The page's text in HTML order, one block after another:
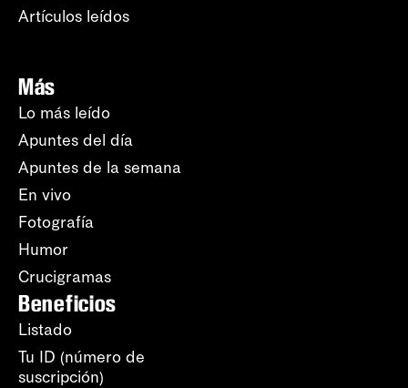
Artículos leídos
Más
Lo más leído
Apuntes del día
Apuntes de la semana
En vivo
Fotografía
Humor
Crucigramas
Beneficios
Listado
Tu ID (número de
suscripción)